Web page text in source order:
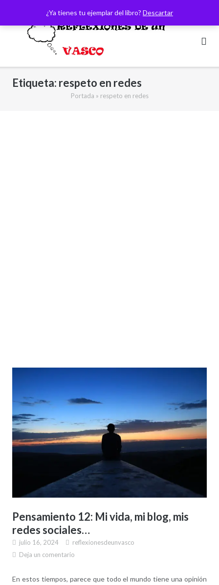
¿Ya tienes tu ejemplar del libro? Descartar
contenido
Etiqueta: respeto en redes
Portada » respeto en redes
Pensamiento 12: Mi vida, mi blog, mis
redes sociales…
julio 16, 2024
reflexionesdeunvasco
Deja un comentario
En estos tiempos, parece que todo el mundo tiene una opinión